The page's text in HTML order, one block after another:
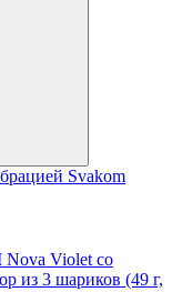
Svakom